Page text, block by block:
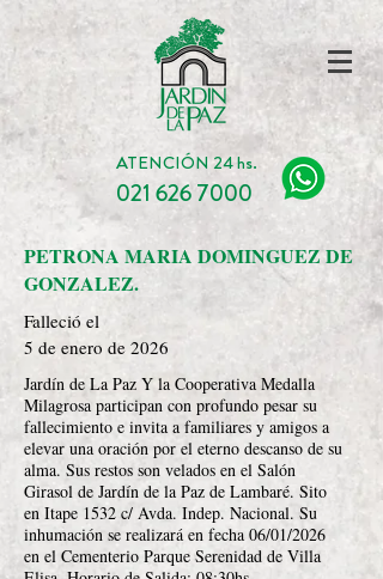
ATENCIÓN 24 hs.
021 626 7000
PETRONA MARIA DOMINGUEZ DE
GONZALEZ.
Falleció el
5 de enero de 2026
Jardín de La Paz Y la Cooperativa Medalla
Milagrosa participan con profundo pesar su
fallecimiento e invita a familiares y amigos a
elevar una oración por el eterno descanso de su
alma. Sus restos son velados en el Salón
Girasol de Jardín de la Paz de Lambaré. Sito
en Itape 1532 c/ Avda. Indep. Nacional. Su
inhumación se realizará en fecha 06/01/2026
en el Cementerio Parque Serenidad de Villa